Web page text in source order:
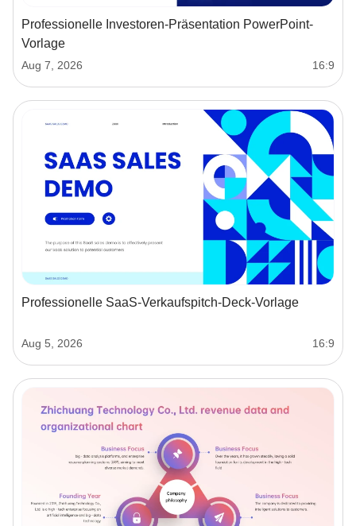
Professionelle Investoren-Präsentation PowerPoint-
Vorlage
Aug 7, 2026 16:9
Professionelle SaaS-Verkaufspitch-Deck-Vorlage
Aug 5, 2026 16:9